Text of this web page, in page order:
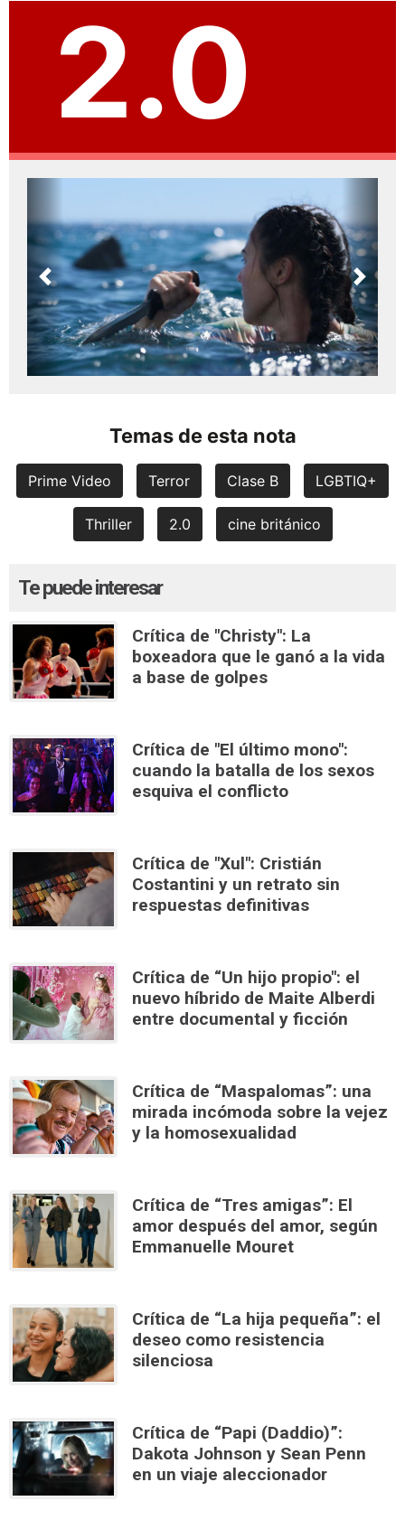
2.0
Previous Next
Temas de esta nota
Prime Video Terror Clase B LGBTIQ+
Thriller 2.0 cine británico
Te puede interesar
Crítica de "Christy": La
boxeadora que le ganó a la vida
a base de golpes
Crítica de "El último mono":
cuando la batalla de los sexos
esquiva el conflicto
Crítica de "Xul": Cristián
Costantini y un retrato sin
respuestas definitivas
Crítica de “Un hijo propio": el
nuevo híbrido de Maite Alberdi
entre documental y ficción
Crítica de “Maspalomas”: una
mirada incómoda sobre la vejez
y la homosexualidad
Crítica de “Tres amigas”: El
amor después del amor, según
Emmanuelle Mouret
Crítica de “La hija pequeña”: el
deseo como resistencia
silenciosa
Crítica de “Papi (Daddio)”:
Dakota Johnson y Sean Penn
en un viaje aleccionador